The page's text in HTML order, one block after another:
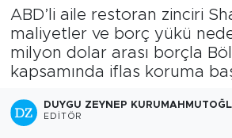
ABD’li aile restoran zinciri
maliyetler ve borç yükü
milyon dolar arası borçla
kapsamında iflas koruma
DUYGU ZEYNEP
EDITÖR
Tüm Manşetler
Son Dakika Haberleri
Haber Arşivi